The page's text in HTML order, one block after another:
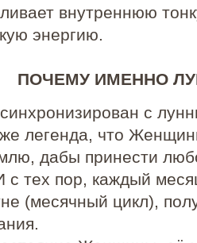
внутреннюю
ПОЧЕМУ ИМЕННО
с
легенда, что
дабы принести
с тех пор, каждый
(месячный цикл),